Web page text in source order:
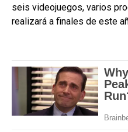
seis videojuegos, varios
realizará a finales de este